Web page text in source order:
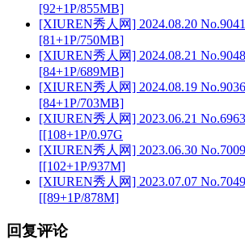
[92+1P/855MB]
[XIUREN秀人网] 2024.08.20
[81+1P/750MB]
[XIUREN秀人网] 2024.08.21
[84+1P/689MB]
[XIUREN秀人网] 2024.08.19
[84+1P/703MB]
[XIUREN秀人网] 2023.06.21
[[108+1P/0.97G
[XIUREN秀人网] 2023.06.30
[[102+1P/937M]
[XIUREN秀人网] 2023.07.07
[[89+1P/878M]
回复评论